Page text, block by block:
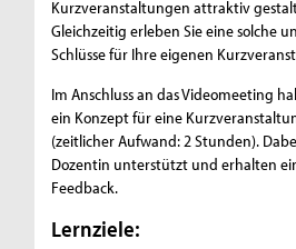
Kurzveranstaltungen attraktiv
Gleichzeitig erleben Sie eine solche
Schlüsse für Ihre eigenen
Im Anschluss an das Videomeeting
ein Konzept für eine
(zeitlicher Aufwand: 2 Stunden).
Dozentin unterstützt und erhalten
Feedback.
Lernziele: